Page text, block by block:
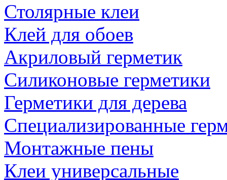
Столярные клеи
Клей для обоев
Акриловый герметик
Силиконовые герметики
Герметики для дерева
Специализированные
Монтажные пены
Клеи универсальные